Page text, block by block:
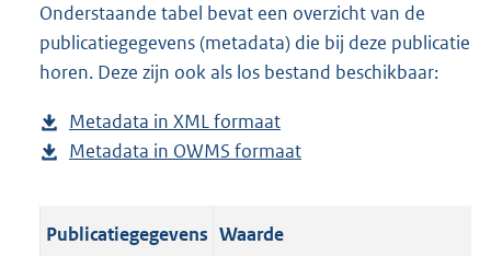
l
o
a
p
u
l
a
n
d
g
r
o
Onderstaande tabel bevat een overzicht van de
publicatiegegevens (metadata) die bij deze publicatie
horen. Deze zijn ook als los bestand beschikbaar:
Metadata in XML formaat
e
a
Metadata in OWMS formaat
Publicatiegegevens Waarde